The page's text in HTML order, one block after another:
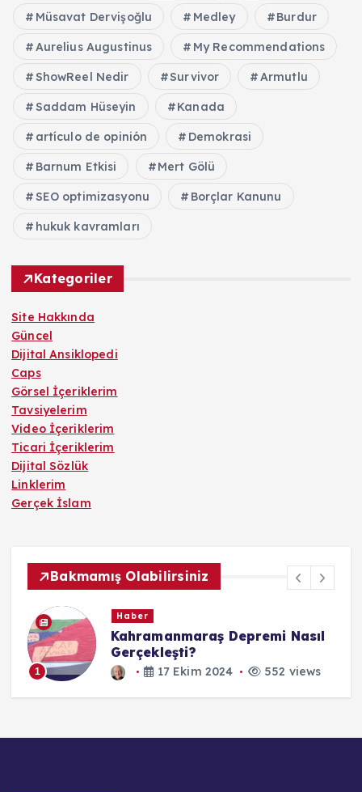
Müsavat Dervişoğlu Medley Burdur
Aurelius Augustinus My Recommendations
ShowReel Nedir Survivor Armutlu
Saddam Hüseyin Kanada
artículo de opinión Demokrasi
Barnum Etkisi Mert Gölü
SEO optimizasyonu Borçlar Kanunu
hukuk kavramları
Kategoriler
Site Hakkında
Güncel
Dijital Ansiklopedi
Caps
Görsel İçeriklerim
Tavsiyelerim
Video İçeriklerim
Ticari İçeriklerim
Dijital Sözlük
Linklerim
Gerçek İslam
Bakmamış Olabilirsiniz
1
Haber
Türkiye’de Kimlik Güvenliği
30 Aralık 2024